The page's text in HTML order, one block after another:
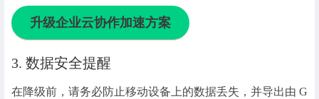
升级企业云协作加速方案
3. 数据安全提醒
在降级前，请务必防止移动设备上的数据丢失，并导出由 G